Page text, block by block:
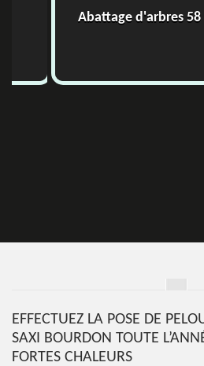
Abattage d'arbres 58
EFFECTUEZ LA POSE DE
SAXI BOURDON TOUTE
FORTES CHALEURS